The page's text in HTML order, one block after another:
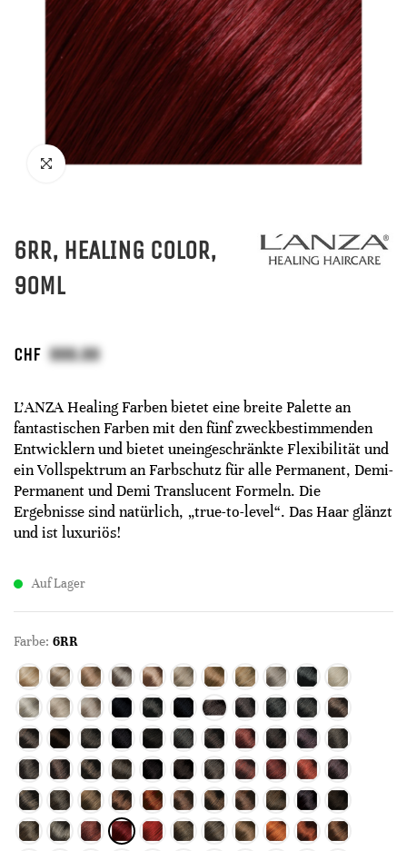
6RR, HEALING COLOR,
90ML
CHF
L'ANZA Healing Farben bietet eine breite Palette an
fantastischen Farben mit den fünf zweckbestimmenden
Entwicklern und bietet uneingeschränkte Flexibilität und
ein Vollspektrum an Farbschutz für alle Permanent, Demi-
Permanent und Demi Translucent Formeln. Die
Ergebnisse sind natürlich, „true-to-level“. Das Haar glänzt
und ist luxuriös!
Auf Lager
Farbe: 6RR